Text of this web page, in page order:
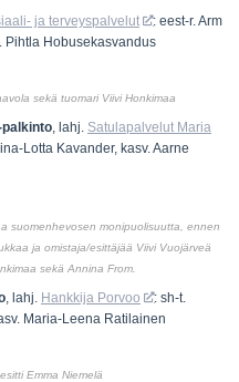
ja terveyspalvelut
: eest-r. Arm
Pihtla Hobusekasvandus
sekä tuomari Viivi Honkimaa
, lahj. Satulapalvelut Maria
Lotta Kavander, kasv. Aarne
suomenhevosen monipuolisuutta, ennen
ja omistaja/esittäjää Viivi Vuojärveä
sekä Annina From.
, lahj. Hankkija Porvoo
: sh-t.
Maria-Leena Ratilainen
Emma Niemelä